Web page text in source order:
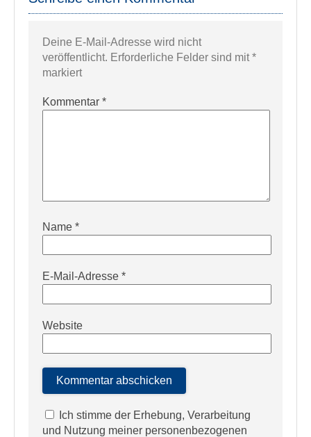
Deine E-Mail-Adresse wird nicht
veröffentlicht. Erforderliche Felder sind mit*
markiert
Kommentar *
Name *
E-Mail-Adresse *
Website
Ich stimme der Erhebung, Verarbeitung
und Nutzung meiner personenbezogenen